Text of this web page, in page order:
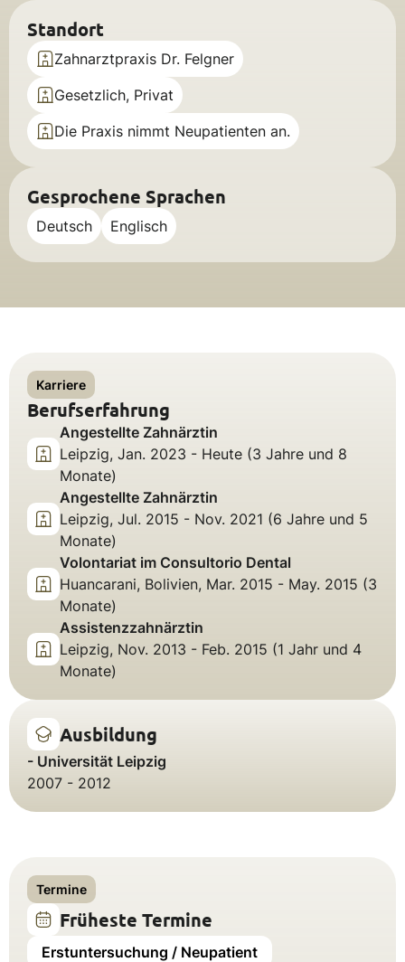
Standort
Zahnarztpraxis Dr. Felgner
Gesetzlich, Privat
Die Praxis nimmt Neupatienten an.
Gesprochene Sprachen
Deutsch Englisch
Karriere
Berufserfahrung
Angestellte Zahnärztin
Leipzig, Jan. 2023 - Heute (3 Jahre und 8
Monate)
Angestellte Zahnärztin
Leipzig, Jul. 2015 - Nov. 2021 (6 Jahre und 5
Monate)
Volontariat im Consultorio Dental
Huancarani, Bolivien, Mar. 2015 - May. 2015 (3
Monate)
Assistenzzahnärztin
Leipzig, Nov. 2013 - Feb. 2015 (1 Jahr und 4
Monate)
Ausbildung
- Universität Leipzig
2007 - 2012
Termine
Früheste Termine
Erstuntersuchung / Neupatient